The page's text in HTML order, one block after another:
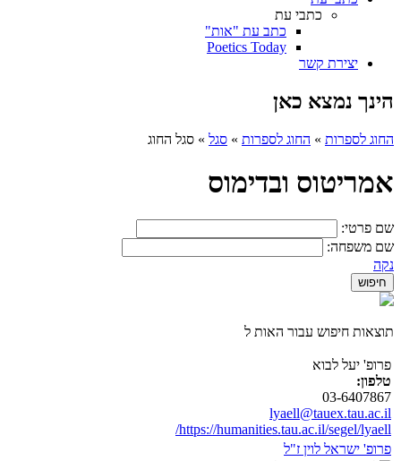
כתבי עת
כתב עת "אות"
Poetics Today
יצירת קשר
הינך נמצא כאן
החוג לספרות » החוג לספרות » סגל » סגל החוג
אמריטוס ובדימוס
שם פרטי:
שם משפחה:
נקה
תוצאות חיפוש עבור האות ל
פרופ' יעל לבוא
טלפון:
03-6407867
lyaell@tauex.tau.ac.il
https://humanities.tau.ac.il/segel/lyaell/
פרופ' ישראל לוין ז"ל